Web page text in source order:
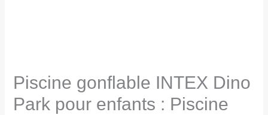
Piscine gonflable INTEX Dino
Park pour enfants : Piscine